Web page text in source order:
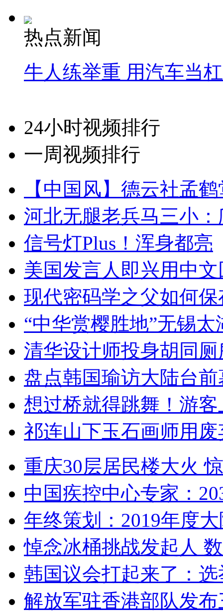
热点新闻
牛人练举重 用汽车当
24小时视频排行
一周视频排行
【中国风】德云社孟
河北无腿老兵马三小
信号灯Plus！浑身都亮
美国发言人即兴用中
现代密码学之父如何
“中华赏樱胜地”无锡
清华设计师投身胡同
盘点韩国瑜访大陆台
想过桥就得跳舞！游客
祁连山下玉石画师用
重庆30层居民楼大火
中国疾控中心专家：
年终策划：2019年度
悼念冰桶挑战发起人
韩国议会打起来了：
解放军驻香港部队发